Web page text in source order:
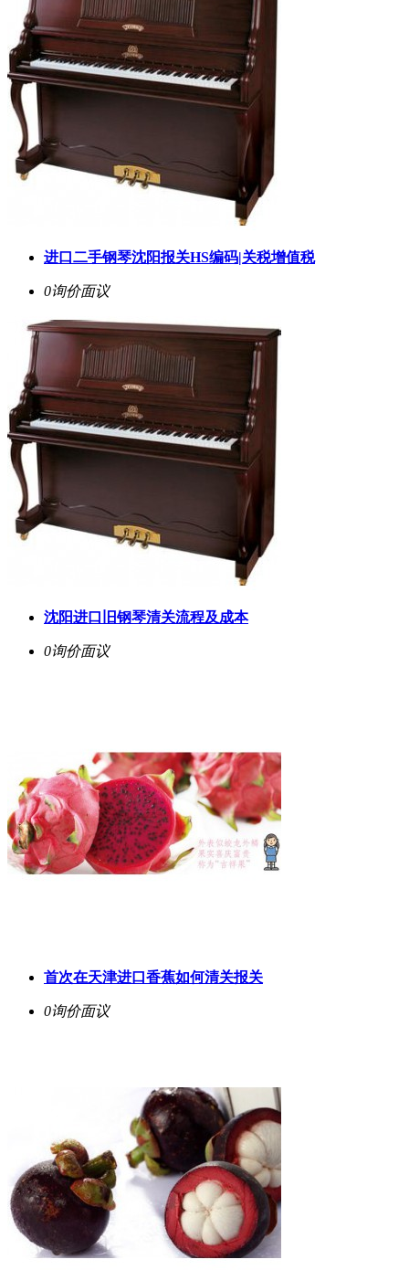
进口二手钢琴沈阳报关HS编码|关税增值税
0询价面议
沈阳进口旧钢琴清关流程及成本
0询价面议
首次在天津进口香蕉如何清关报关
0询价面议